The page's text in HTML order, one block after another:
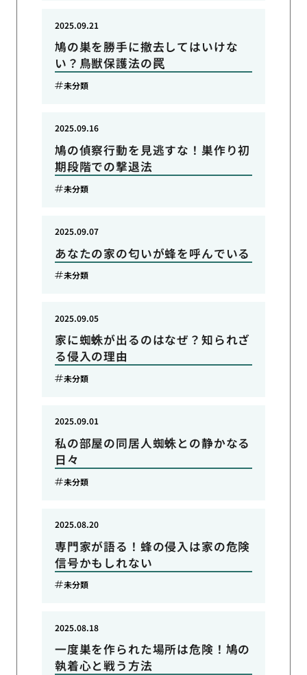
鳩の巣を勝手に撤去してはいけな
い？鳥獣保護法の罠
2025.09.21
未分類
鳩の偵察行動を見逃すな！巣作り初
期段階での撃退法
2025.09.16
未分類
あなたの家の匂いが蜂を呼んでいる
2025.09.07
未分類
家に蜘蛛が出るのはなぜ？知られざ
る侵入の理由
2025.09.05
未分類
私の部屋の同居人蜘蛛との静かなる
日々
2025.09.01
未分類
専門家が語る！蜂の侵入は家の危険
信号かもしれない
2025.08.20
未分類
一度巣を作られた場所は危険！鳩の
執着心と戦う方法
2025.08.18